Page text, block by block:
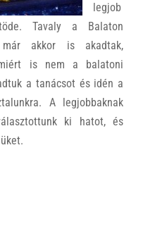
legjob
Tavaly a Balaton
akkor is akadtak,
is nem a balatoni
a tanácsot és idén a
A legjobbaknak
ki hatot, és